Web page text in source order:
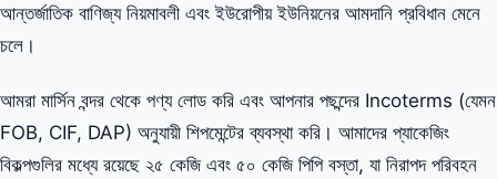
আন্তর্জাতিক বাণিজ্য নিয়মাবলী এবং ইউরোপীয় ইউনিয়নের আমদানি প্রবিধান মেনে
চলে।
আমরা মার্সিন বন্দর থেকে পণ্য লোড করি এবং আপনার পছন্দের Incoterms (যেমন
FOB, CIF, DAP) অনুযায়ী শিপমেন্টের ব্যবস্থা করি। আমাদের প্যাকেজিং
বিকল্পগুলির মধ্যে রয়েছে ২৫ কেজি এবং ৫০ কেজি পিপি বস্তা, যা নিরাপদ পরিবহন